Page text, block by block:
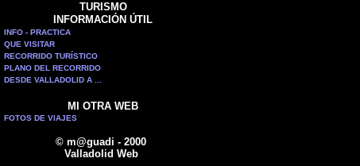
TURISMO
INFORMACIÓN ÚTIL
INFO - PRACTICA
QUE VISITAR
RECORRIDO TURÍSTICO
PLANO DEL RECORRIDO
DESDE VALLADOLID A ...
MI OTRA WEB
FOTOS DE VIAJES
© m@guadi - 2000
Valladolid Web